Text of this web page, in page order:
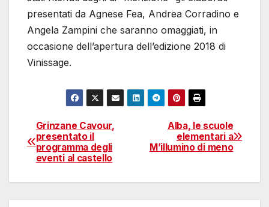
presentati da Agnese Fea, Andrea Corradino e
Angela Zampini che saranno omaggiati, in
occasione dell’apertura dell’edizione 2018 di
Vinissage.
Navigazione
articoli
Alba, le scuole
elementari a
M’illumino di meno
Grinzane Cavour,
presentato il
programma degli
eventi al castello